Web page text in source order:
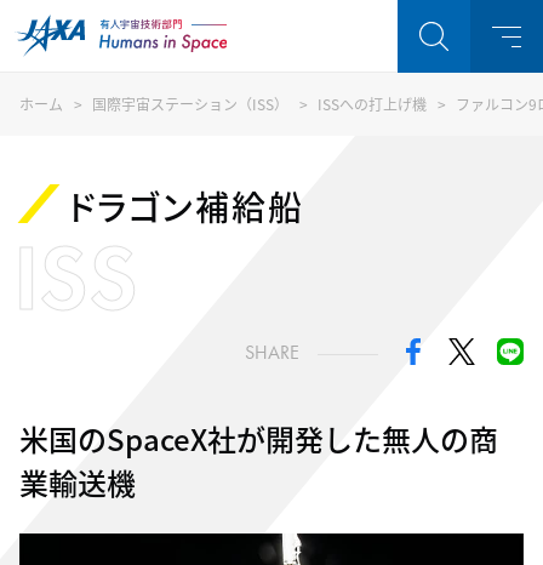
ホーム 国際宇宙ステーション（ISS） ISSへの打上げ機 ファルコン9
ドラゴン補給船
ISS
SHARE
米国のSpaceX社が開発した無人の商
業輸送機